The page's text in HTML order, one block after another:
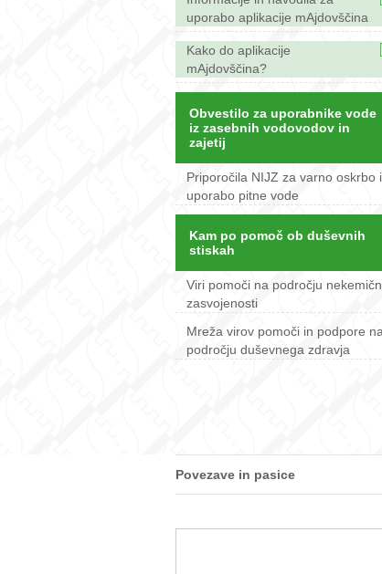
uporabo aplikacije mAjdovščina
Kako do aplikacije
mAjdovščina?
Obvestilo za uporabnike vode
iz zasebnih vodovodov in
zajetij
Priporočila NIJZ za varno oskrbo
uporabo pitne vode
Kam po pomoč ob duševnih
stiskah
Viri pomoči na področju
zasvojenosti
Mreža virov pomoči in podpore na
področju duševnega zdravja
Povezave in pasice